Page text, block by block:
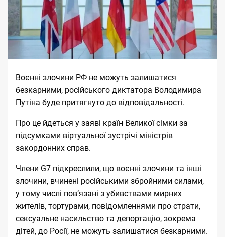
Воєнні злочини РФ не можуть залишатися
безкарними, російського диктатора Володимира
Путіна буде притягнуто до відповідальності.
Про це йдеться у заяві країн Великої сімки за
підсумками віртуальної зустрічі міністрів
закордонних справ.
Члени G7 підкреслили, що воєнні злочини та інші
злочини, вчинені російськими збройними силами,
у тому числі пов’язані з убивствами мирних
жителів, тортурами, повідомленнями про страти,
сексуальне насильство та депортацію, зокрема
дітей, до Росії, не можуть залишатися безкарними.